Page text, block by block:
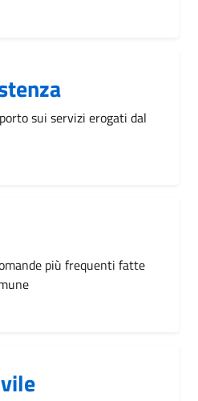
sui servizi erogati dal
più frequenti fatte